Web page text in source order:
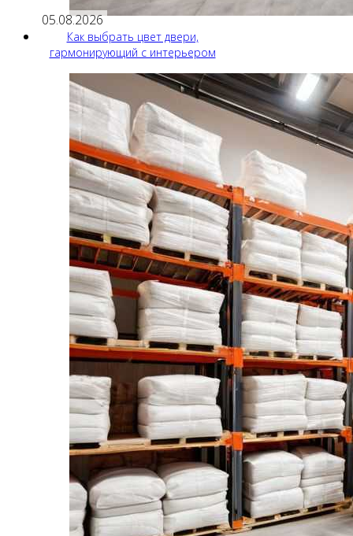
05.08.2026
Как выбрать цвет двери,
гармонирующий с интерьером